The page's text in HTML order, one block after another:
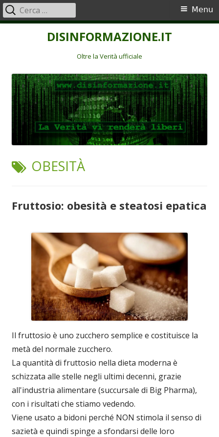
DISINFORMAZIONE.IT
Oltre la Verità ufficiale
Menu
principale
Menu
Ricerca
per:
TAG:
OBESITÀ
Fruttosio: obesità e steatosi epatica
Il fruttosio è uno zucchero semplice e costituisce la
metà del normale zucchero.
La quantità di fruttosio nella dieta moderna è
schizzata alle stelle negli ultimi decenni, grazie
all'industria alimentare (succursale di Big Pharma),
con i risultati che stiamo vedendo.
Viene usato a bidoni perché NON stimola il senso di
sazietà e quindi spinge a sfondarsi delle loro